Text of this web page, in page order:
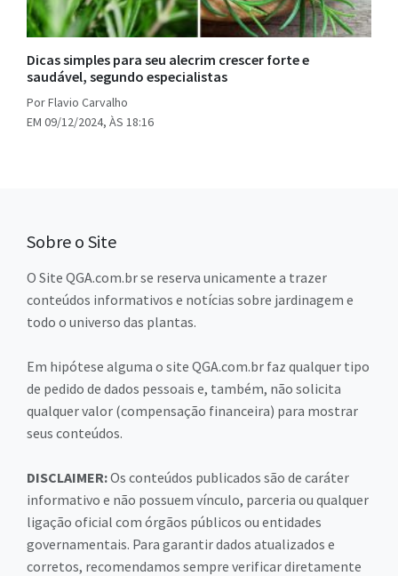
Dicas simples para seu alecrim crescer forte e
saudável, segundo especialistas
Por Flavio Carvalho
EM 09/12/2024, ÀS 18:16
Sobre o Site
O Site QGA.com.br se reserva unicamente a trazer
conteúdos informativos e notícias sobre jardinagem e
todo o universo das plantas.
Em hipótese alguma o site QGA.com.br faz qualquer tipo
de pedido de dados pessoais e, também, não solicita
qualquer valor (compensação financeira) para mostrar
seus conteúdos.
DISCLAIMER:Os conteúdos publicados são de caráter
informativo e não possuem vínculo, parceria ou qualquer
ligação oficial com órgãos públicos ou entidades
governamentais. Para garantir dados atualizados e
corretos, recomendamos sempre verificar diretamente